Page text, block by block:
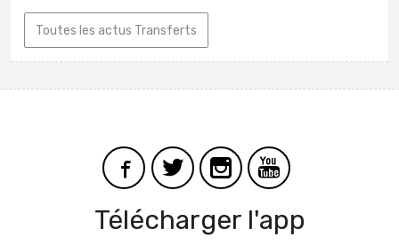
Toutes les actus Transferts
Télécharger l'app